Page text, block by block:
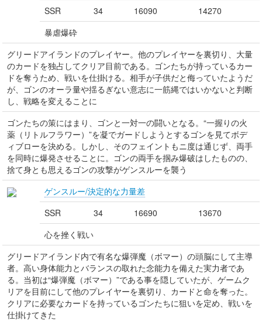
SSR
34 16090
14270
暴虐爆砕
グリードアイランドのプレイヤー。他のプレイヤーを裏切り、大量
のカードを独占してクリア目前である。ゴンたちが持っているカー
ドを奪うため、戦いを仕掛ける。相手が子供だと侮っていたようだ
が、ゴンのオーラ量や揺るぎない意志に一筋縄ではいかないと判断
し、戦略を変えることに
ゴンたちの策にはまり、ゴンと一対一の闘いとなる。“一握りの火
薬（リトルフラワー）”を凝でガードしようとするゴンを見てボデ
ィブローを決める。しかし、そのフェイントもニ度は通じず、両手
を同時に爆発させることに。ゴンの両手を掴み爆破はしたものの、
捨て身とも思えるゴンの攻撃がゲンスルーを襲う
ゲンスルー/決定的な力量差
SSR
34 16690
13670
心を挫く戦い
グリードアイランド内で有名な爆弾魔（ボマー）の頭脳にして主導
者。高い身体能力とバランスの取れた念能力を備えた実力者であ
る。当初は“爆弾魔（ボマー）”である事を隠していたが、ゲームク
リアを目前にして他のプレイヤーを裏切り、カードと命を奪った。
クリアに必要なカードを持っているゴンたちに狙いを定め、戦いを
仕掛けてきた